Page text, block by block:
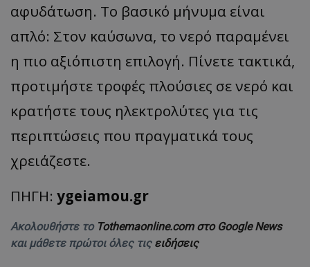
αφυδάτωση. Το βασικό μήνυμα είναι
απλό: Στον καύσωνα, το νερό παραμένει
η πιο αξιόπιστη επιλογή. Πίνετε τακτικά,
προτιμήστε τροφές πλούσιες σε νερό και
κρατήστε τους ηλεκτρολύτες για τις
περιπτώσεις που πραγματικά τους
χρειάζεστε.
ΠΗΓΗ: ygeiamou.gr
Ακολουθήστε το Tothemaonline.com στο Google News
και μάθετε πρώτοι όλες τις ειδήσεις